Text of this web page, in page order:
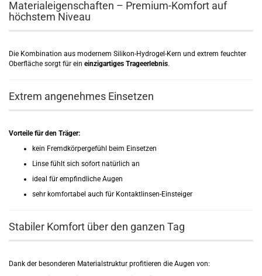
Materialeigenschaften – Premium-Komfort auf
höchstem Niveau
Die Kombination aus modernem Silikon-Hydrogel-Kern und extrem feuchter
Oberfläche sorgt für ein einzigartiges Trageerlebnis.
Extrem angenehmes Einsetzen
Vorteile für den Träger:
kein Fremdkörpergefühl beim Einsetzen
Linse fühlt sich sofort natürlich an
ideal für empfindliche Augen
sehr komfortabel auch für Kontaktlinsen-Einsteiger
Stabiler Komfort über den ganzen Tag
Dank der besonderen Materialstruktur profitieren die Augen von: